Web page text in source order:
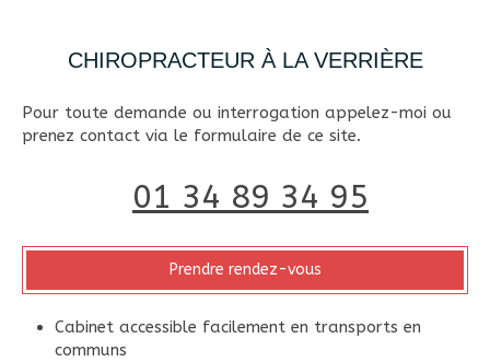
CHIROPRACTEUR À LA VERRIÈRE
Pour toute demande ou interrogation appelez-moi ou
prenez contact via le formulaire de ce site.
01 34 89 34 95
Prendre rendez-vous
Cabinet accessible facilement en transports en
communs